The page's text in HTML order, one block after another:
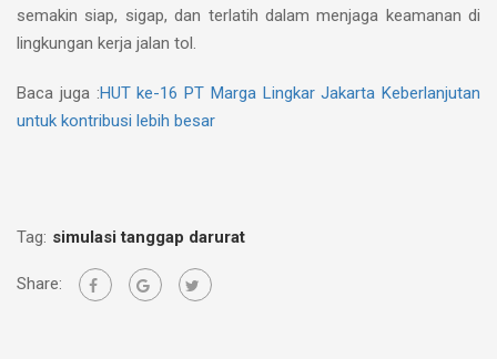
semakin siap, sigap, dan terlatih dalam menjaga keamanan di
lingkungan kerja jalan tol.
Baca juga :HUT ke-16 PT Marga Lingkar Jakarta Keberlanjutan
untuk kontribusi lebih besar
Tag: simulasi tanggap darurat
Share: